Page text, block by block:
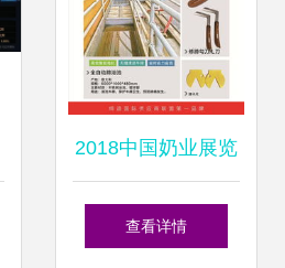
趋势前景剖析
2018中国奶业展览
会完美收官 “神秘
查看详情